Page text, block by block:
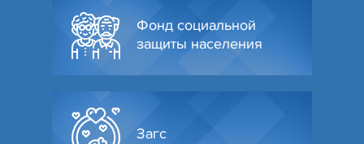
Фонд социальной
защиты населения
Загс